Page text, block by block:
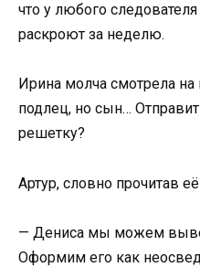
что у любого
раскроют за неделю.
Ирина молча смотрела
подлец, но сын…
решетку?
Артур, словно прочитав
— Дениса мы можем
Оформим его как